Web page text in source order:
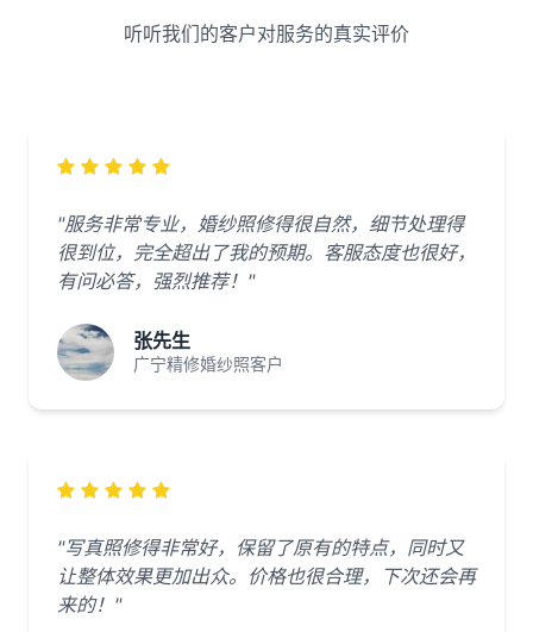
听听我们的客户对服务的真实评价
"服务非常专业，婚纱照修得很自然，细节处理得
很到位，完全超出了我的预期。客服态度也很好，
有问必答，强烈推荐！"
张先生
广宁精修婚纱照客户
"写真照修得非常好，保留了原有的特点，同时又
让整体效果更加出众。价格也很合理，下次还会再
来的！"